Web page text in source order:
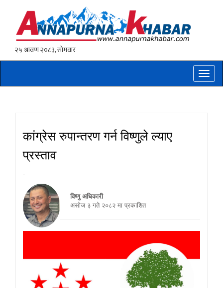
Toggle
कांग्रेस रुपान्तरण गर्न विष्णुले ल्याए
प्रस्ताव
-
विष्णु अधिकारी
असाेज ३ गते २०८२ मा प्रकाशित